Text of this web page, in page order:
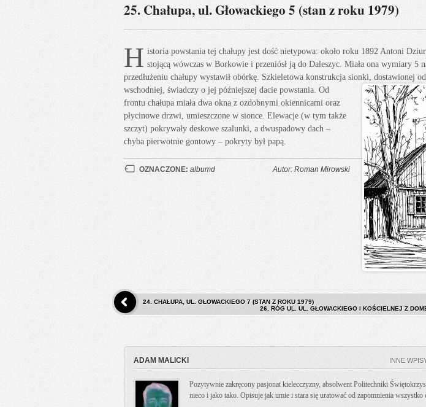
25. Chałupa, ul. Głowackiego 5 (stan z roku 1979)
H istoria powstania tej chałupy jest dość nietypowa: około roku 1892 Antoni
stojącą wówczas w Borkowie i przeniósł ją do Daleszyc. Miała ona wymiary 5
przedłużeniu chałupy wystawił obórkę. Szkieletowa konstrukcja sionki, dostawionej
wschodniej, świadczy o jej późniejszej dacie powstania. Od
frontu chałupa miała dwa okna z ozdobnymi okiennicami oraz
płycinowe drzwi, umieszczone w sionce. Elewacje (w tym także
szczyt) pokrywały deskowe szalunki, a dwuspadowy dach –
chyba pierwotnie gontowy – pokryty był papą.
OZNACZONE: albumd Autor: Roman Mirowski
24. CHAŁUPA, UL. GŁOWACKIEGO 7 (STAN Z ROKU 1979)
26. RÓG UL. UL. GŁOWACKIEGO I KOŚCIELNEJ Z
ADAM MALICKI INNE
Pozytywnie zakręcony pasjonat kielecczyzny, absolwent Politechniki
nieco i jako tako. Opisuje jak umie i stara się uratować od zapomnienia wszystko